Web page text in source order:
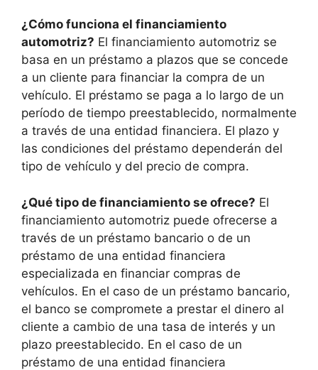
¿Cómo funciona el financiamiento
automotriz? El financiamiento automotriz se
basa en un préstamo a plazos que se concede
a un cliente para financiar la compra de un
vehículo. El préstamo se paga a lo largo de un
período de tiempo preestablecido, normalmente
a través de una entidad financiera. El plazo y
las condiciones del préstamo dependerán del
tipo de vehículo y del precio de compra.
¿Qué tipo de financiamiento se ofrece? El
financiamiento automotriz puede ofrecerse a
través de un préstamo bancario o de un
préstamo de una entidad financiera
especializada en financiar compras de
vehículos. En el caso de un préstamo bancario,
el banco se compromete a prestar el dinero al
cliente a cambio de una tasa de interés y un
plazo preestablecido. En el caso de un
préstamo de una entidad financiera